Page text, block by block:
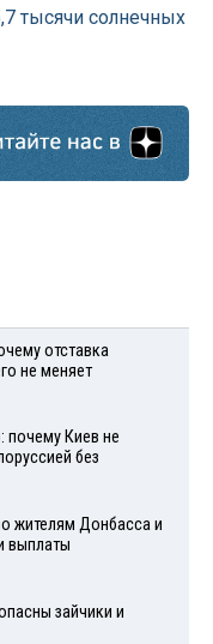
тысячи солнечных
отставка
не меняет
почему Киев не
без
жителям Донбасса и
выплаты
зайчики и